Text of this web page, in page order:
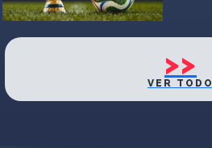
>>
VER TODO